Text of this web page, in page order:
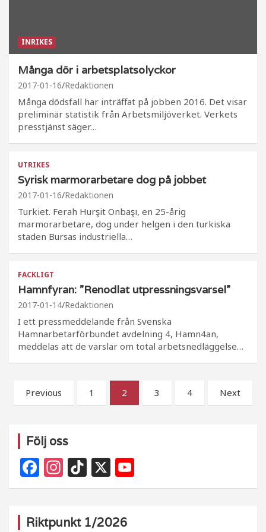
INRIKES
Många dör i arbetsplatsolyckor
2017-01-16 Redaktionen
Många dödsfall har inträffat på jobben 2016. Det visar
preliminär statistik från Arbetsmiljöverket. Verkets
presstjänst säger…
UTRIKES
Syrisk marmorarbetare dog på jobbet
2017-01-16 Redaktionen
Turkiet. Ferah Hurşit Onbaşı, en 25-årig
marmorarbetare, dog under helgen i den turkiska
staden Bursas industriella…
FACKLIGT
Hamnfyran: ”Renodlat utpressningsvarsel”
2017-01-14 Redaktionen
I ett pressmeddelande från Svenska
Hamnarbetarförbundet avdelning 4, Hamn4an,
meddelas att de varslar om total arbetsnedläggelse…
Sidnumrering
för
Previous 1 2 3 4 Next
Följ oss
F
a
e
In
st
g
Ti
k
o
X
o
Riktpunkt 1/2026